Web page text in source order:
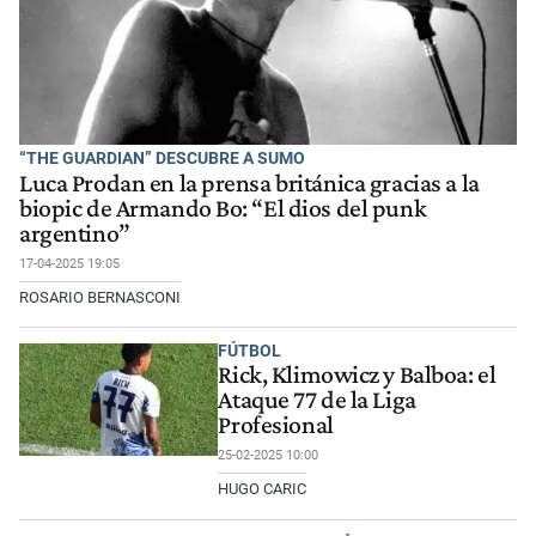
“THE GUARDIAN” DESCUBRE A SUMO
Luca Prodan en la prensa británica gracias a la
biopic de Armando Bo: “El dios del punk
argentino”
17-04-2025 19:05
ROSARIO BERNASCONI
FÚTBOL
Rick, Klimowicz y Balboa: el
Ataque 77 de la Liga
Profesional
25-02-2025 10:00
HUGO CARIC